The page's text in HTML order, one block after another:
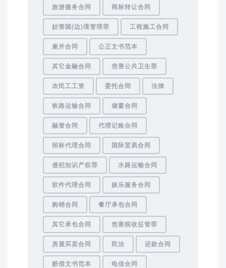
旅游服务合同 商标转让合同
妨害国(边)境管理罪 工程施工合同
兼并合同 公正文书范本
其它金融合同 危害公共卫生罪
农民工工资 委托合同 法律
铁路运输合同 储蓄合同
融资合同 代理记账合同
招标代理合同 国际贸易合同
侵犯知识产权罪 水路运输合同
软件代理合同 娱乐服务合同
购销合同 餐厅承包合同
其它承包合同 危害税收征管罪
房屋买卖合同 民法 还款合同
赔偿文书范本 电信合同